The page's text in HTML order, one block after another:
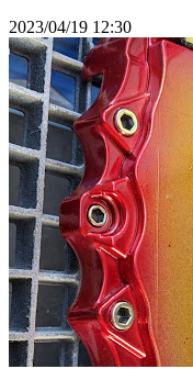
2023/04/19 12:30